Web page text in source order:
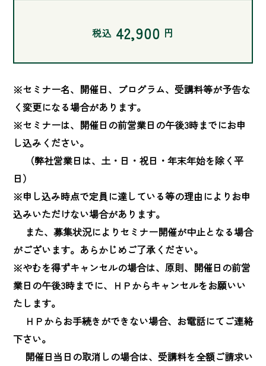
税込 42,900 円
※セミナー名、開催日、プログラム、受講料等が予告な
く変更になる場合があります。
※セミナーは、開催日の前営業日の午後3時までにお申
し込みください。
（弊社営業日は、土・日・祝日・年末年始を除く平
日）
※申し込み時点で定員に達している等の理由によりお申
込みいただけない場合があります。
また、募集状況によりセミナー開催が中止となる場合
がございます。あらかじめご了承ください。
※やむを得ずキャンセルの場合は、原則、開催日の前営
業日の午後3時までに、ＨＰからキャンセルをお願いい
たします。
ＨＰからお手続きができない場合、お電話にてご連絡
下さい。
開催日当日の取消しの場合は、受講料を全額ご請求い